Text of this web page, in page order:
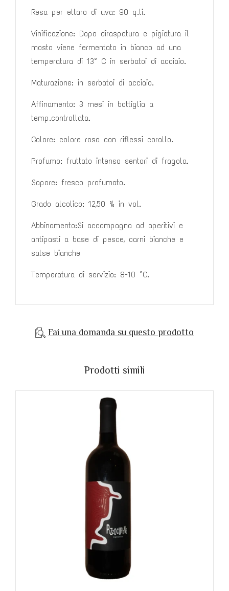
Resa per ettaro di uva: 90 q.li.
Vinificazione: Dopo diraspatura e pigiatura il
mosto viene fermentato in bianco ad una
temperatura di 13° C in serbatoi di acciaio.
Maturazione: in serbatoi di acciaio.
Affinamento: 3 mesi in bottiglia a
temp.controllata.
Colore: colore rosa con riflessi corallo.
Profumo: fruttato intenso sentori di fragola.
Sapore: fresco profumato.
Grado alcolico: 12,50 % in vol.
Abbinamento:Si accompagna ad aperitivi e
antipasti a base di pesce, carni bianche e
salse bianche
Temperatura di servizio: 8-10 °C.
Fai una domanda su questo prodotto
Prodotti simili